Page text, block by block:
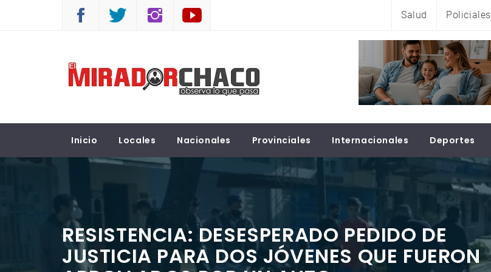
Salud Policiales
EL MIRADOR CHACO
Inicio Locales Nacionales Provinciales Internacionales Deportes
RESISTENCIA: DESESPERADO PEDIDO DE
JUSTICIA PARA DOS JÓVENES QUE FUERON